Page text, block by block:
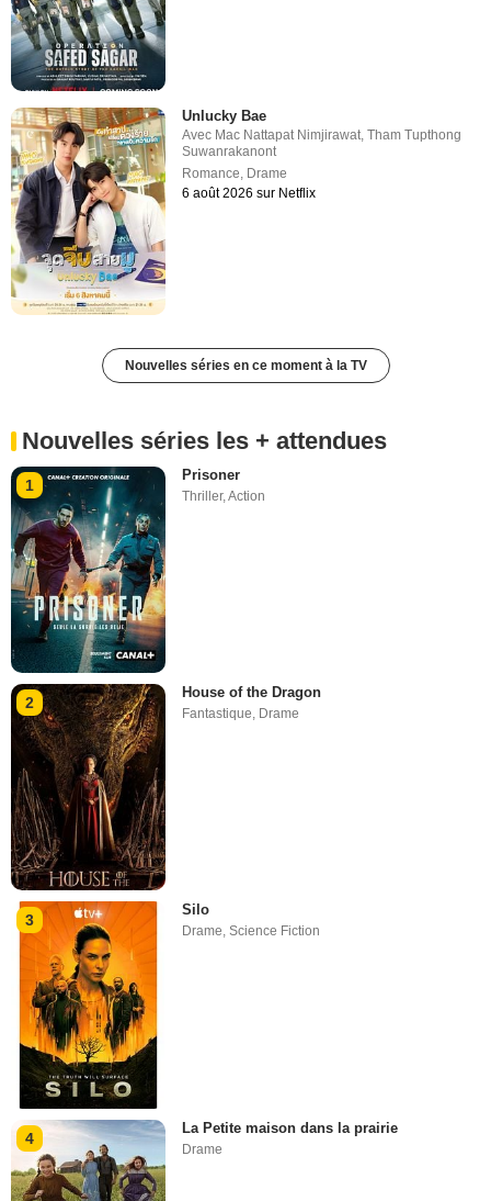
Unlucky Bae
Avec Mac Nattapat Nimjirawat,Tham Tupthong
Suwanrakanont
Romance, Drame
6 août 2026 sur Netflix
Nouvelles séries en ce moment à la TV
Nouvelles séries les + attendues
1
Prisoner
Thriller,Action
2
House of the Dragon
Fantastique, Drame
3
Silo
Drame,Science Fiction
4
La Petite maison dans la prairie
Drame